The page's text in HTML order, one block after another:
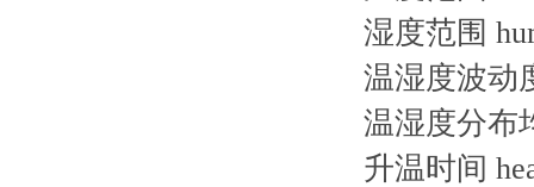
湿度范围
温湿度波动
温湿度分布
升温时间